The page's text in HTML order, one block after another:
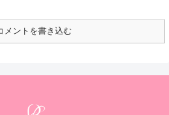
メントを書き込む